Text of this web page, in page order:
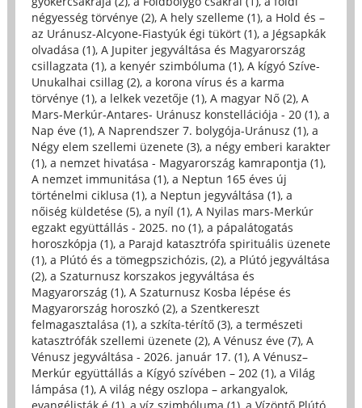
négyesség törvénye (2), A hely szelleme (1), a Hold és –
az Uránusz-Alcyone-Fiastyúk égi tükört (1), a Jégsapkák
olvadása (1), A Jupiter jegyváltása és Magyarország
csillagzata (1), a kenyér szimbóluma (1), A kígyó Szíve-
Unukalhai csillag (2), a korona vírus és a karma
törvénye (1), a lelkek vezetője (1), A magyar Nő (2), A
Mars-Merkúr-Antares- Uránusz konstellációja - 20 (1), a
Nap éve (1), A Naprendszer 7. bolygója-Uránusz (1), a
Négy elem szellemi üzenete (3), a négy emberi karakter
(1), a nemzet hivatása - Magyarország kamrapontja (1),
A nemzet immunitása (1), a Neptun 165 éves új
történelmi ciklusa (1), a Neptun jegyváltása (1), a
nőiség küldetése (5), a nyíl (1), A Nyilas mars-Merkúr
egzakt együttállás - 2025. no (1), a pápalátogatás
horoszkópja (1), a Parajd katasztrófa spirituális üzenete
(1), a Plútó és a tömegpszichózis, (2), a Plútó jegyváltása
(2), a Szaturnusz korszakos jegyváltása és
Magyarország (1), A Szaturnusz Kosba lépése és
Magyarország horoszkó (2), a Szentkereszt
felmagasztalása (1), a szkíta-térítő (3), a természeti
katasztrófák szellemi üzenete (2), A Vénusz éve (7), A
Vénusz jegyváltása - 2026. január 17. (1), A Vénusz–
Merkúr együttállás a Kígyó szívében – 202 (1), a Világ
lámpása (1), A világ négy oszlopa – arkangyalok,